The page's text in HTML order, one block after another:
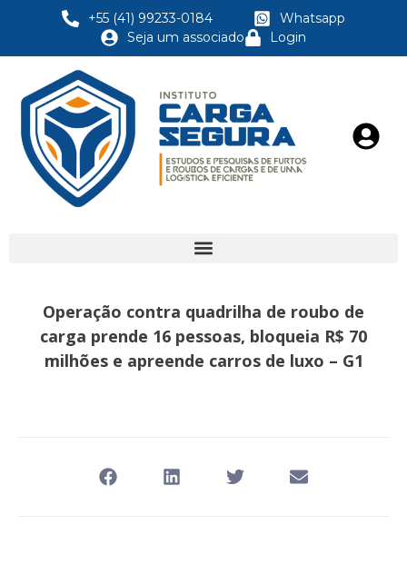
+55 (41) 99233-0184
Whatsapp
Seja um associado
Login
Operação contra quadrilha de roubo de
carga prende 16 pessoas, bloqueia R$ 70
milhões e apreende carros de luxo – G1